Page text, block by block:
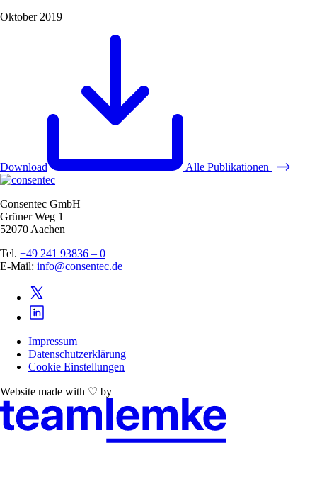
Oktober 2019
Download Alle Publikationen
Consentec GmbH
Grüner Weg 1
52070 Aachen
Tel. +49 241 93836 – 0
E-Mail: info@consentec.de
Impressum
Datenschutzerklärung
Cookie Einstellungen
Website made with ♡ by